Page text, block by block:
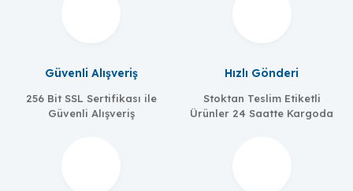
Güvenli Alışveriş
256 Bit SSL Sertifikası ile
Güvenli Alışveriş
Hızlı Gönderi
Stoktan Teslim Etiketli
Ürünler 24 Saatte Kargoda